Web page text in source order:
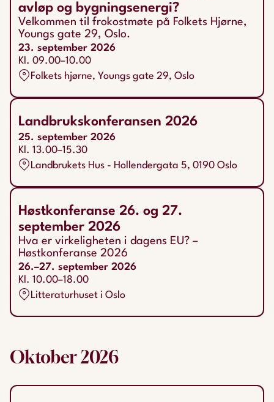
avløp og bygningsenergi?
Velkommen til frokostmøte på Folkets Hjørne,
Youngs gate 29, Oslo.
23. september 2026
Kl. 09.00–10.00
Folkets hjørne, Youngs gate 29, Oslo
Landbrukskonferansen 2026
25. september 2026
Kl. 13.00–15.30
Landbrukets Hus - Hollendergata 5, 0190 Oslo
Høstkonferanse 26. og 27.
september 2026
Hva er virkeligheten i dagens EU? –
Høstkonferanse 2026
26.–27. september 2026
Kl. 10.00–18.00
Litteraturhuset i Oslo
Oktober2026